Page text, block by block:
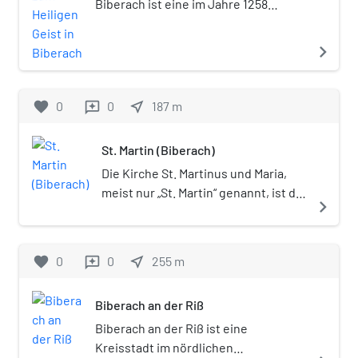
Biberach ist eine im Jahre 1258
Menschen in Biberach an der Riß in
Oberschwaben.
navigate_next
favorite 0 reviews 0 near_me 187 m
St. Martin (Biberach)
Die Kirche St. Martinus und Maria,
meist nur „St. Martin“ genannt, ist die
Biberach an der Riß in Baden-
eine Simultankirche, die von der
Kirchengemeinde genutzt wird.
Eigentümer der Kirche ist die
Stiftung Gemeinschaftliche
navigate_next
favorite 0 reviews 0 near_me 255 m
Biberach an der Riß
Biberach an der Riß ist eine
Kreisstadt im nördlichen